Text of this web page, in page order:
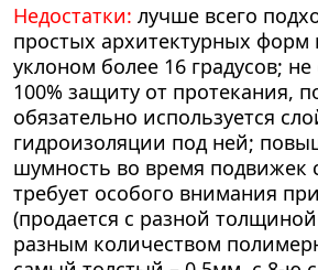
Недостатки: лучше всего
простых архитектурных форм
уклоном более 16 градусов;
100% защиту от протекания,
обязательно используется
гидроизоляции под ней;
шумность во время подвижек
требует особого внимания
(продается с разной
разным количеством